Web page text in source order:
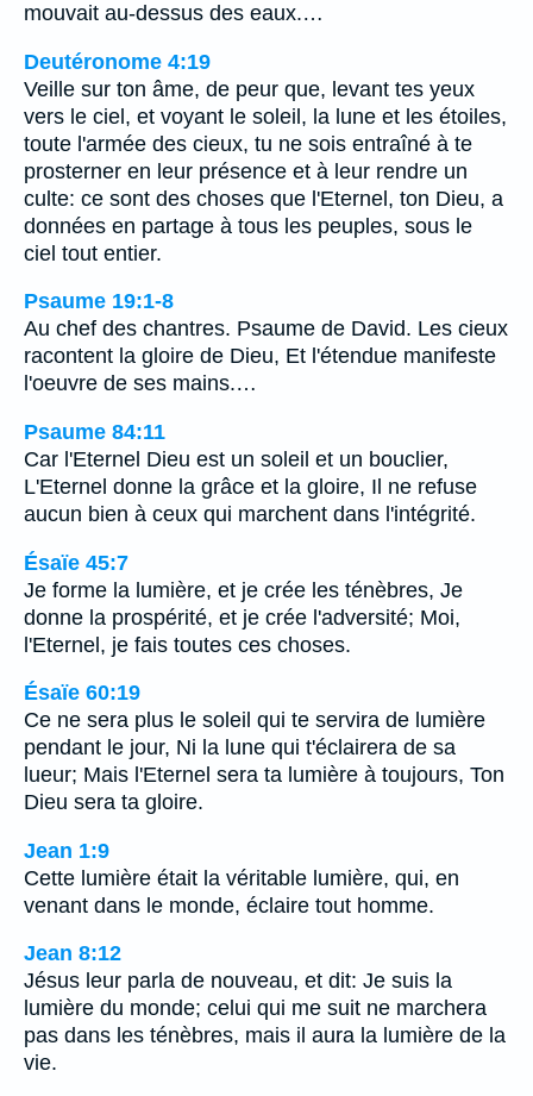
mouvait au-dessus des eaux.…
Deutéronome 4:19
Veille sur ton âme, de peur que, levant tes yeux
vers le ciel, et voyant le soleil, la lune et les étoiles,
toute l'armée des cieux, tu ne sois entraîné à te
prosterner en leur présence et à leur rendre un
culte: ce sont des choses que l'Eternel, ton Dieu, a
données en partage à tous les peuples, sous le
ciel tout entier.
Psaume 19:1-8
Au chef des chantres. Psaume de David. Les cieux
racontent la gloire de Dieu, Et l'étendue manifeste
l'oeuvre de ses mains.…
Psaume 84:11
Car l'Eternel Dieu est un soleil et un bouclier,
L'Eternel donne la grâce et la gloire, Il ne refuse
aucun bien à ceux qui marchent dans l'intégrité.
Ésaïe 45:7
Je forme la lumière, et je crée les ténèbres, Je
donne la prospérité, et je crée l'adversité; Moi,
l'Eternel, je fais toutes ces choses.
Ésaïe 60:19
Ce ne sera plus le soleil qui te servira de lumière
pendant le jour, Ni la lune qui t'éclairera de sa
lueur; Mais l'Eternel sera ta lumière à toujours, Ton
Dieu sera ta gloire.
Jean 1:9
Cette lumière était la véritable lumière, qui, en
venant dans le monde, éclaire tout homme.
Jean 8:12
Jésus leur parla de nouveau, et dit: Je suis la
lumière du monde; celui qui me suit ne marchera
pas dans les ténèbres, mais il aura la lumière de la
vie.